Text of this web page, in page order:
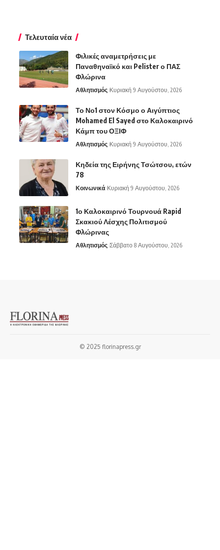
Τελευταία νέα
Φιλικές αναμετρήσεις με
Παναθηναϊκό και Pelister ο ΠΑΣ
Φλώρινα
Αθλητισμός Κυριακή 9 Αυγούστου, 2026
Το Νο1 στον Κόσμο ο Αιγύπτιος
Mohamed El Sayed στο Καλοκαιρινό
Κάμπ του ΟΞΙΦ
Αθλητισμός Κυριακή 9 Αυγούστου, 2026
Κηδεία της Ειρήνης Τσώτσου, ετών
78
Κοινωνικά Κυριακή 9 Αυγούστου, 2026
1ο Καλοκαιρινό Τουρνουά Rapid
Σκακιού Λέσχης Πολιτισμού
Φλώρινας
Αθλητισμός Σάββατο 8 Αυγούστου, 2026
© 2025 florinapress.gr